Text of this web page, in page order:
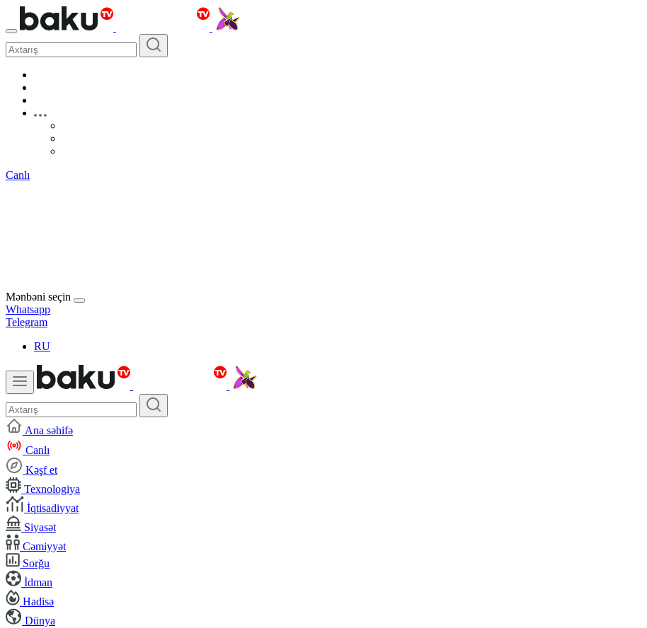
Canlı
Mənbəni seçin
Whatsapp
Telegram
RU
Ana səhifə
Canlı
Kəşf et
Texnologiya
İqtisadiyyat
Siyasət
Cəmiyyət
Sorğu
İdman
Hadisə
Dünya